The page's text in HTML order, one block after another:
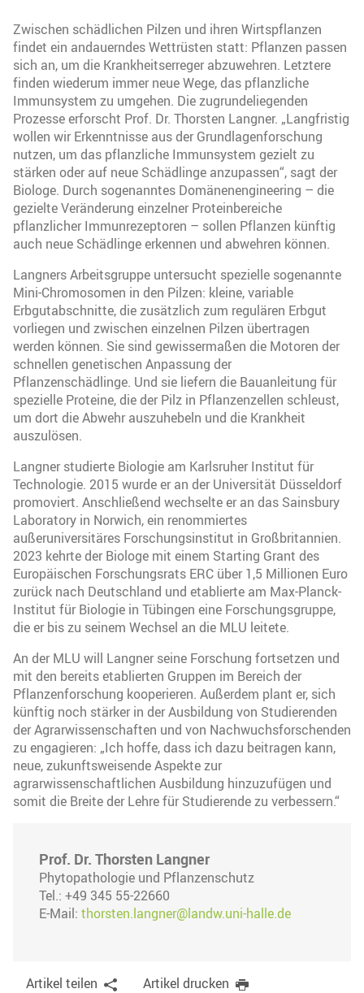
Zwischen schädlichen Pilzen und ihren Wirtspflanzen
findet ein andauerndes Wettrüsten statt: Pflanzen passen
sich an, um die Krankheitserreger abzuwehren. Letztere
finden wiederum immer neue Wege, das pflanzliche
Immunsystem zu umgehen. Die zugrundeliegenden
Prozesse erforscht Prof. Dr. Thorsten Langner. „Langfristig
wollen wir Erkenntnisse aus der Grundlagenforschung
nutzen, um das pflanzliche Immunsystem gezielt zu
stärken oder auf neue Schädlinge anzupassen“, sagt der
Biologe. Durch sogenanntes Domänenengineering – die
gezielte Veränderung einzelner Proteinbereiche
pflanzlicher Immunrezeptoren – sollen Pflanzen künftig
auch neue Schädlinge erkennen und abwehren können.
Langners Arbeitsgruppe untersucht spezielle sogenannte
Mini-Chromosomen in den Pilzen: kleine, variable
Erbgutabschnitte, die zusätzlich zum regulären Erbgut
vorliegen und zwischen einzelnen Pilzen übertragen
werden können. Sie sind gewissermaßen die Motoren der
schnellen genetischen Anpassung der
Pflanzenschädlinge. Und sie liefern die Bauanleitung für
spezielle Proteine, die der Pilz in Pflanzenzellen schleust,
um dort die Abwehr auszuhebeln und die Krankheit
auszulösen.
Langner studierte Biologie am Karlsruher Institut für
Technologie. 2015 wurde er an der Universität Düsseldorf
promoviert. Anschließend wechselte er an das Sainsbury
Laboratory in Norwich, ein renommiertes
außeruniversitäres Forschungsinstitut in Großbritannien.
2023 kehrte der Biologe mit einem Starting Grant des
Europäischen Forschungsrats ERC über 1,5 Millionen Euro
zurück nach Deutschland und etablierte am Max-Planck-
Institut für Biologie in Tübingen eine Forschungsgruppe,
die er bis zu seinem Wechsel an die MLU leitete.
An der MLU will Langner seine Forschung fortsetzen und
mit den bereits etablierten Gruppen im Bereich der
Pflanzenforschung kooperieren. Außerdem plant er, sich
künftig noch stärker in der Ausbildung von Studierenden
der Agrarwissenschaften und von Nachwuchsforschenden
zu engagieren: „Ich hoffe, dass ich dazu beitragen kann,
neue, zukunftsweisende Aspekte zur
agrarwissenschaftlichen Ausbildung hinzuzufügen und
somit die Breite der Lehre für Studierende zu verbessern.“
Prof. Dr. Thorsten Langner
Phytopathologie und Pflanzenschutz
Tel.: +49 345 55-22660
E-Mail: thorsten.langner@landw.uni-halle.de
Artikel teilen Artikel drucken